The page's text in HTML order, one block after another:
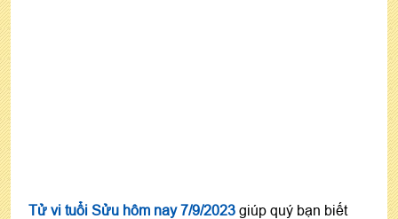
Tử vi tuổi Sửu hôm nay 7/9/2023 giúp quý bạn biết